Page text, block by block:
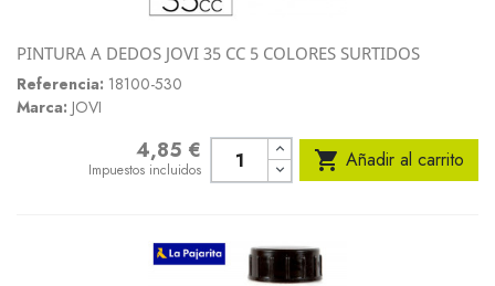
PINTURA A DEDOS JOVI 35 CC 5 COLORES SURTIDOS
Referencia: 18100-530
Marca: JOVI
4,85 €
Impuestos incluidos  Añadir al carrito